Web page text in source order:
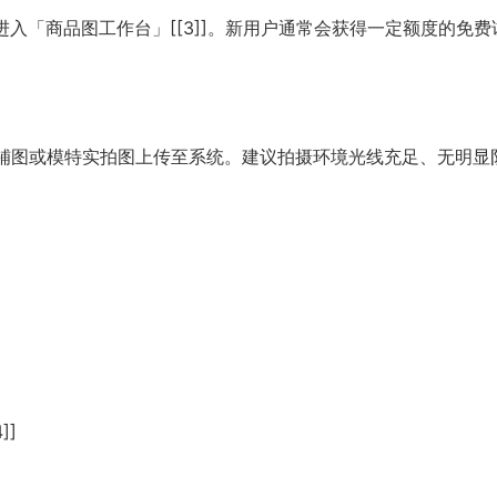
入「商品图工作台」[[3]]。新用户通常会获得一定额度的免费
或模特实拍图上传至系统。建议拍摄环境光线充足、无明显